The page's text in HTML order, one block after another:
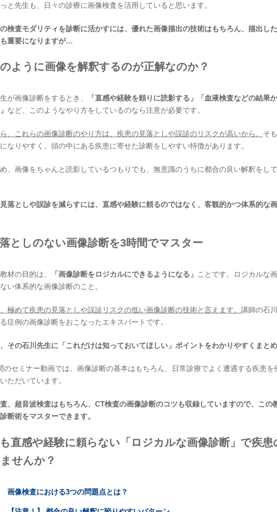
と先生も、日々の診療に画像検査を活用していると思います。
検査モダリティを診断に活かすには、優れた画像描出の技術はもちろん、描出し
重要になりますが…
ように画像を解釈するのが正解なのか？
が画像診断をするとき、
「直感や経験を頼りに読影する」「血液検査などの結果
など、このようなやり方をしているのなら注意が必要です。
、これらの画像診断のやり方は、疾患の見落としや誤診のリスクが高いから。 そ
なりやすく、頭の中にある疾患に寄せた診断をしやすい特徴があります。
、画像をちゃんと読影しているつもりでも、無意識のうちに都合の良い解釈をし
落としや誤診を減らすには、直感や経験に頼るのではなく、客観的かつ体系的な
としのない画像診断を3時間でマスター
材の目的は、 「画像診断をロジカルにできるようになる」 ことです。ロジカルな
い体系的な画像診断のこと。
極めて疾患の見落としや誤診リスクの低い画像診断の技術と言えます。 講師の石
症例の画像診断をおこなったエキスパートです。
その石川先生に「これだけは知っておいてほしい」ポイントをわかりやすくまと
のセミナー動画では、画像診断の基本はもちろん、日常診療でよく遭遇する疾患
ただいています。
査、超音波検査はもちろん、CT検査の画像診断のコツも収録していますので、この
断術をマスターできます。
直感や経験に頼らない「ロジカルな画像診断」で疾
せんか？
画像検査における3つの問題点とは？